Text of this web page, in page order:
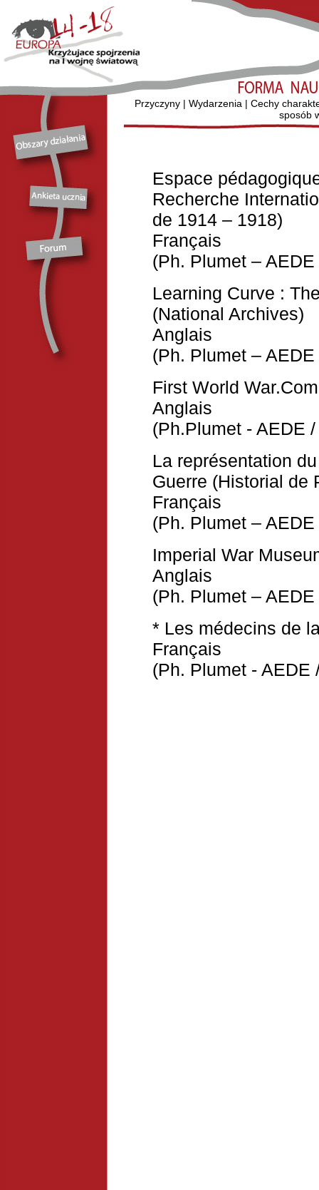
Przyczyny| Wydarzenia | Cechy
sposób
Espace
Recherche
de 1914 – 1918)
Français
(Ph. Plumet –
Learning Curve :
(National Archives)
Anglais
(Ph. Plumet –
First World War.Com
Anglais
(Ph.Plumet - AEDE
La représentation
Guerre (Historial de
Français
(Ph. Plumet –
Imperial War
Anglais
(Ph. Plumet –
* Les médecins de
Français
(Ph. Plumet - AEDE